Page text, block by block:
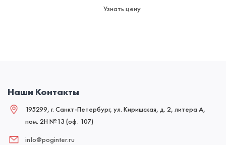
Узнать цену
Наши Контакты
195299, г. Санкт-Петербург, ул. Киришская, д. 2, литера А,
пом. 2Н №13 (оф. 107)
info@poginter.ru